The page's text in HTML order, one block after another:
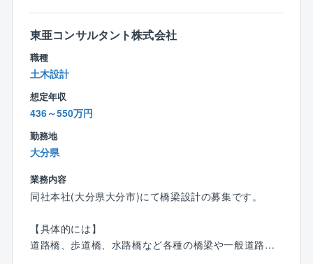
1971年の設立以来、大分県・福岡県を中心とした公共
事業（道路、橋梁、河川、農業土木など）に深く携わ
っています。
朽化対策（橋梁点検等）」にも強みを持ち、地域の安
全を技術で支えるという社会貢献性の高い仕事です。
◎技術者としての「市場価値」を高める環境
掛けているため、幅広い知識が身につき、プロジェク
ト全体を見渡す視点が養われます。
バックアップ。受験費用の補助だけでなく、社内の有
資格者から直接指導を受けられるなど、成長を後押し
東亜コンサルタント株式会社
職種
土木設計
想定年収
436～550万円
勤務地
大分県
業務内容
同社本社(大分県大分市)にて橋梁設計の募集です。
【具体的には】
道路橋、歩道橋、水路橋など各種の橋梁や一般道路構